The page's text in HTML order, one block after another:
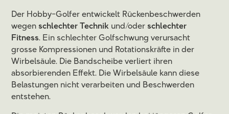
Der Hobby-Golfer entwickelt Rückenbeschwerden
wegen schlechter Technik und/oder schlechter
Fitness. Ein schlechter Golfschwung verursacht
grosse Kompressionen und Rotationskräfte in der
Wirbelsäule. Die Bandscheibe verliert ihren
absorbierenden Effekt. Die Wirbelsäule kann diese
Belastungen nicht verarbeiten und Beschwerden
entstehen.